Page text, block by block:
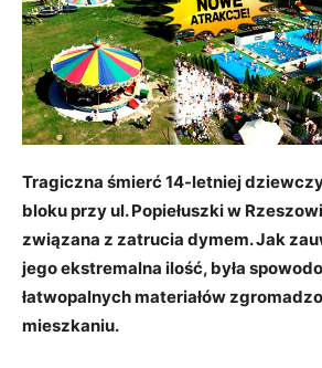
Tragiczna śmierć 14-letniej
bloku przy ul. Popiełuszki w
związana z zatrucia dymem. Jak
jego ekstremalna ilość, była
łatwopalnych materiałów
mieszkaniu.